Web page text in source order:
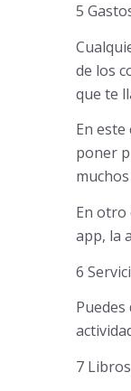
5
de los
que te
En
poner
En otro
app, la
6
7